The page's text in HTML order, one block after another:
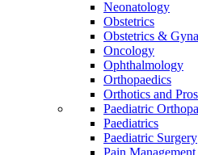
Neonatology
Obstetrics
Obstetrics &
Oncology
Ophthalmology
Orthopaedics
Orthotics and
Paediatric
Paediatrics
Paediatric Surgery
Pain Management